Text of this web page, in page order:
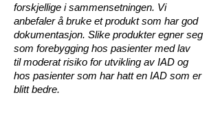
forskjellige i sammensetningen. Vi
anbefaler å bruke et produkt som har god
dokumentasjon. Slike produkter egner seg
som forebygging hos pasienter med lav
til moderat risiko for utvikling av IAD og
hos pasienter som har hatt en IAD som er
blitt bedre.